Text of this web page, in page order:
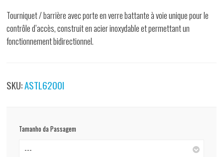
Tourniquet / barrière avec porte en verre battante à voie unique pour le
contrôle d’accès, construit en acier inoxydable et permettant un
fonctionnement bidirectionnel.
SKU:ASTL6200I
Tamanho da Passagem
---